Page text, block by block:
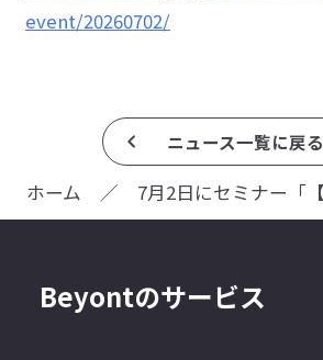
event/20260702/
ニュース一覧に戻る
ホーム ／
Beyontのサービス